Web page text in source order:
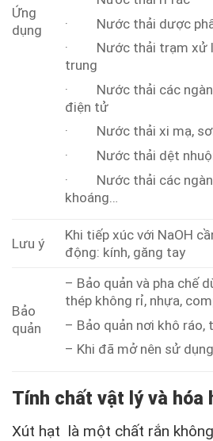
Ứng
dụng
· Nước thải dược
· Nước thải trạm xử
trung
· Nước thải các
điện tử
· Nước thải xi mạ,
· Nước thải dệt
· Nước thải các
khoáng…
Lưu ý
Khi tiếp xúc với NaOH
động: kính, găng tay
Bảo
quản
– Bảo quản và pha chế
thép không rỉ, nhựa,
– Bảo quản nơi khô ráo,
– Khi đã mở nên sử
Tính chất vật lý và hóa
Xút hạt là một chất rắn